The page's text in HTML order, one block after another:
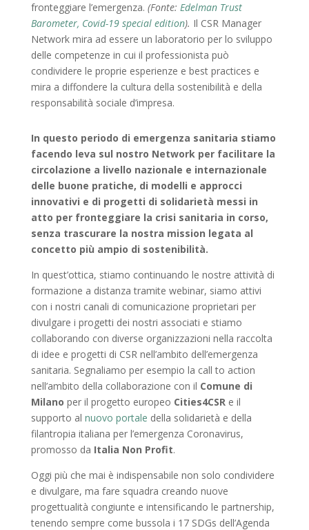
fronteggiare l’emergenza. (Fonte: Edelman Trust
Barometer, Covid-19 special edition). Il CSR Manager
Network mira ad essere un laboratorio per lo sviluppo
delle competenze in cui il professionista può
condividere le proprie esperienze e best practices e
mira a diffondere la cultura della sostenibilità e della
responsabilità sociale d’impresa.
In questo periodo di emergenza sanitaria stiamo
facendo leva sul nostro Network per facilitare la
circolazione a livello nazionale e internazionale
delle buone pratiche, di modelli e approcci
innovativi e di progetti di solidarietà messi in
atto per fronteggiare la crisi sanitaria in corso,
senza trascurare la nostra mission legata al
concetto più ampio di sostenibilità.
In quest’ottica, stiamo continuando le nostre attività di
formazione a distanza tramite webinar, siamo attivi
con i nostri canali di comunicazione proprietari per
divulgare i progetti dei nostri associati e stiamo
collaborando con diverse organizzazioni nella raccolta
di idee e progetti di CSR nell’ambito dell’emergenza
sanitaria. Segnaliamo per esempio la call to action
nell’ambito della collaborazione con il Comune di
Milano per il progetto europeo Cities4CSR e il
supporto al nuovo portale della solidarietà e della
filantropia italiana per l’emergenza Coronavirus,
promosso da Italia Non Profit.
Oggi più che mai è indispensabile non solo condividere
e divulgare, ma fare squadra creando nuove
progettualità congiunte e intensificando le partnership,
tenendo sempre come bussola i 17 SDGs dell’Agenda